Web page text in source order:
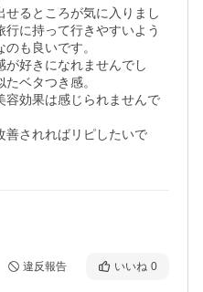
るところが気に入りまし
に持って行きやすいよう
も良いです。
が好きになれませんでし
ベタつき感。
容効果は感じられませんで
善されればリピしたいで
違反報告 いいね 0